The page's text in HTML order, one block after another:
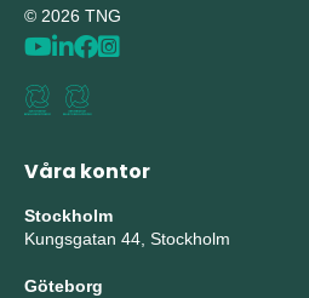
© 2026 TNG
Våra kontor
Stockholm
Kungsgatan 44, Stockholm
Göteborg